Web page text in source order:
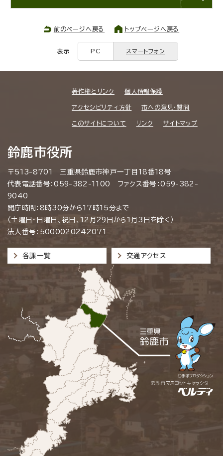
前のページへ戻る トップページへ戻る
表示 PC スマートフォン
著作権とリンク 個人情報保護
アクセシビリティ方針 市への意見・質問
このサイトについて リンク サイトマップ
鈴鹿市役所
〒513-8701 三重県鈴鹿市神戸一丁目18番18号
代表電話番号：059-382-1100 ファクス番号：059-382-
9040
開庁時間：8時30分から17時15分まで
（土曜日・日曜日、祝日、12月29日から1月3日を除く）
法人番号：5000020242071
各課一覧 交通アクセス